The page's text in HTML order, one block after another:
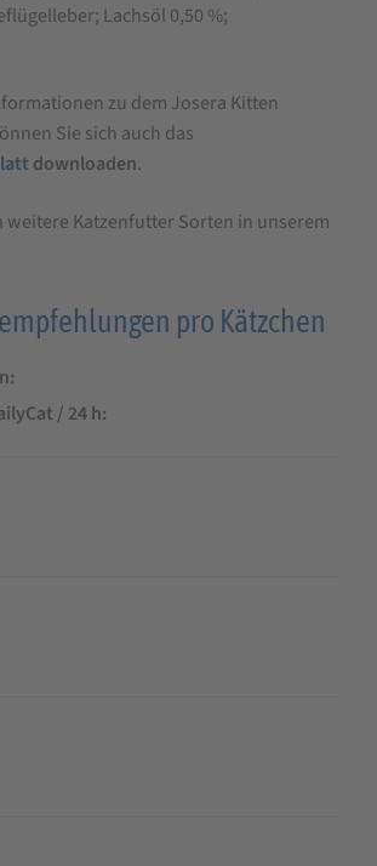
Lachsöl 0,50 %;
zu dem Josera Kitten
Sie sich auch das
downloaden.
weitere Katzenfutter Sorten in unserem
pro Kätzchen
/ 24 h